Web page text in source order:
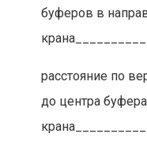
буферов в
расстояние по
до центра буфера